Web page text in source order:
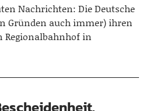
Nachrichten: Die Deutsche
Gründen auch immer) ihren
Regionalbahnhof in